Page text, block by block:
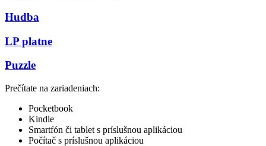
Hudba
LP platne
Puzzle
Prečítate na zariadeniach:
Pocketbook
Kindle
Smartfón či tablet s príslušnou aplikáciou
Počítač s príslušnou aplikáciou